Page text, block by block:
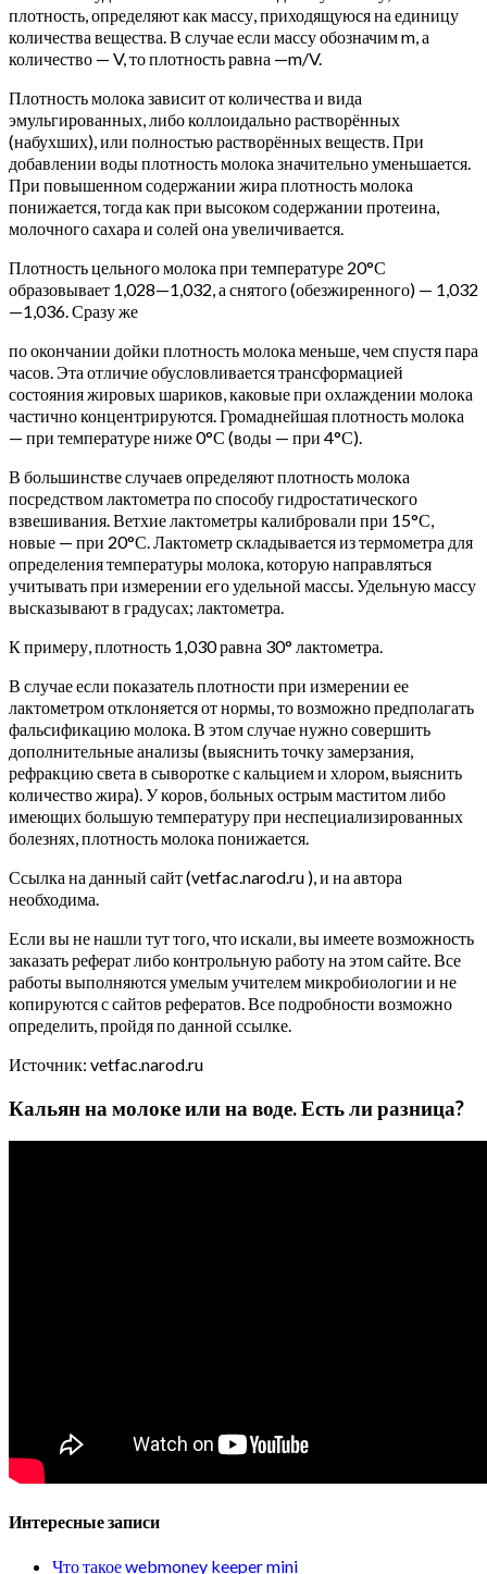
плотность, определяют как массу, приходящуюся на единицу
количества вещества. В случае если массу обозначим m, а
количество — V, то плотность равна —m/V.
Плотность молока зависит от количества и вида
эмульгированных, либо коллоидально растворённых
(набухших), или полностью растворённых веществ. При
добавлении воды плотность молока значительно уменьшается.
При повышенном содержании жира плотность молока
понижается, тогда как при высоком содержании протеина,
молочного сахара и солей она увеличивается.
Плотность цельного молока при температуре 20°С
образовывает 1,028—1,032, а снятого (обезжиренного) — 1,032
—1,036.Сразу же
по окончании дойки плотность молока меньше, чем спустя пара
часов. Эта отличие обусловливается трансформацией
состояния жировых шариков, каковые при охлаждении молока
частично концентрируются. Громаднейшая плотность молока
— при температуре ниже 0°С (воды — при 4°С).
В большинстве случаев определяют плотность молока
посредством лактометра по способу гидростатического
взвешивания. Ветхие лактометры калибровали при 15°С,
новые — при 20°С. Лактометр складывается из термометра для
определения температуры молока, которую направляться
учитывать при измерении его удельной массы. Удельную массу
высказывают в градусах; лактометра.
К примеру, плотность 1,030 равна 30° лактометра.
В случае если показатель плотности при измерении ее
лактометром отклоняется от нормы, то возможно предполагать
фальсификацию молока. В этом случае нужно совершить
дополнительные анализы (выяснить точку замерзания,
рефракцию света в сыворотке с кальцием и хлором, выяснить
количество жира). У коров, больных острым маститом либо
имеющих большую температуру при неспециализированных
болезнях, плотность молока понижается.
Ссылка на данный сайт (vetfac.narod.ru ), и на автора
необходима.
Если вы не нашли тут того, что искали, вы имеете возможность
заказать реферат либо контрольную работу на этом сайте. Все
работы выполняются умелым учителем микробиологии и не
копируются с сайтов рефератов. Все подробности возможно
определить, пройдя по данной ссылке.
Источник: vetfac.narod.ru
Кальян на молоке или на воде. Есть ли разница?
Интересные записи
Что такое webmoney keeper mini